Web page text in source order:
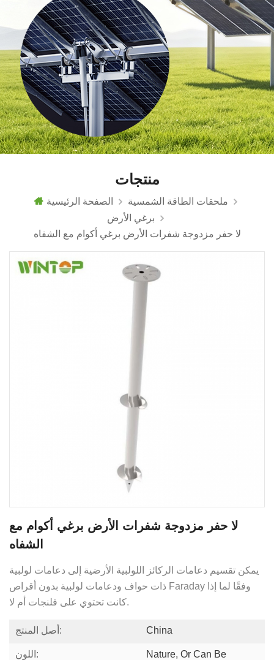
منتجات
الصفحة الرئيسية
ملحقات الطاقة الشمسية
برغي الأرض
لا حفر مزدوجة شفرات الأرض برغي أكوام مع الشفاه
لا حفر مزدوجة شفرات الأرض برغي أكوام مع
الشفاه
يمكن تقسيم دعامات الركائز اللولبية الأرضية إلى دعامات لولبية
ذات حواف ودعامات لولبية بدون أقراص Faraday وفقًا لما إذا
كانت تحتوي على فلنجات أم لا.
أصل المنتج: China
اللون:
Nature, Or Can Be